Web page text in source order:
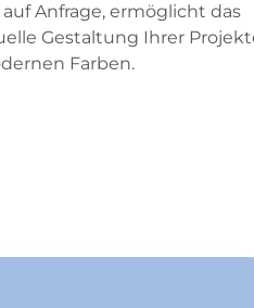
Anfrage, ermöglicht das
Gestaltung Ihrer
Farben.